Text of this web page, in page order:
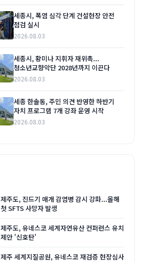
세종시, 폭염 심각 단계 건설현장 안전
점검 실시
2026.08.03
세종시, 황미나 지휘자 재위촉...
청소년교향악단 2028년까지 이끈다
2026.08.03
세종 한솔동, 주민 의견 반영한 하반기
자치 프로그램 7개 강좌 운영 시작
2026.08.03
제주도, 진드기 매개 감염병 감시 강화...올해
첫 SFTS 사망자 발생
제주도, 유네스코 세계자연유산 컨퍼런스 유치
제안 '신호탄'
제주 세계지질공원, 유네스코 재검증 현장심사